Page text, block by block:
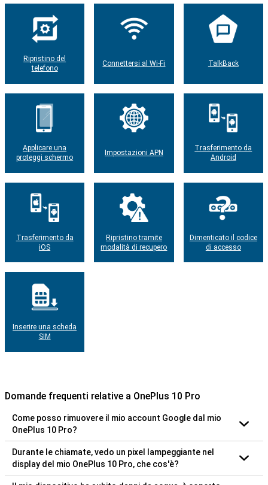
Ripristino del
telefono
Connettersi al Wi-Fi TalkBack
Applicare una
proteggi schermo
Impostazioni APN
Trasferimento da
Android
Trasferimento da
iOS
Ripristino tramite
modalità di recupero
Dimenticato il codice
di accesso
Inserire una scheda
SIM
Domande frequenti relative a OnePlus 10 Pro
Come posso rimuovere il mio account Google dal mio
OnePlus 10 Pro?
Durante le chiamate, vedo un pixel lampeggiante nel
display del mio OnePlus 10 Pro, che cos'è?